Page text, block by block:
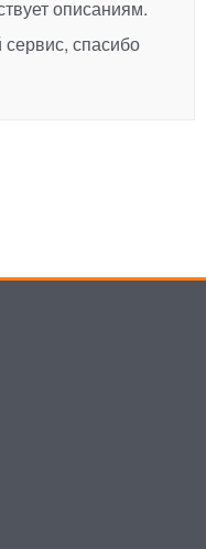
описаниям.
спасибо